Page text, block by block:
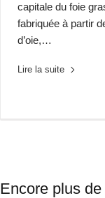
capitale du foie
fabriquée à partir
d’oie,…
Lire la suite
Encore plus